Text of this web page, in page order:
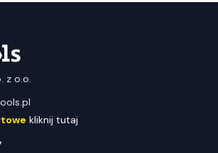
z o.o.
kliknij tutaj